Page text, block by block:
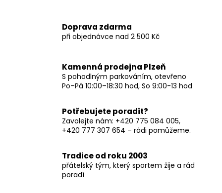
Doprava zdarma
při objednávce nad 2 500 Kč
Kamenná prodejna Plzeň
S pohodlným parkováním, otevřeno
Po–Pá 10:00–18:30 hod, So 9:00-13 hod
Potřebujete poradit?
Zavolejte nám: +420 775 084 005,
+420 777 307 654 – rádi pomůžeme.
Tradice od roku 2003
přátelský tým, který sportem žije a rád
poradí